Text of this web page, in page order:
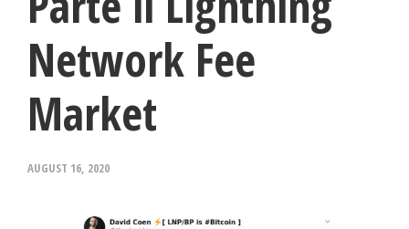
Network Fee
Market
AUGUST 16, 2020